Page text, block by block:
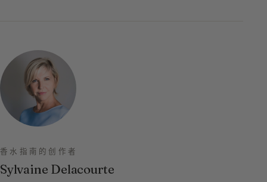
香水指南的创作者
Sylvaine Delacourte